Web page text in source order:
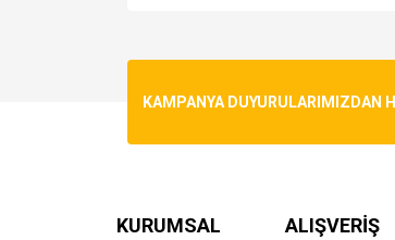
Ürün resmi kalitesiz, bozuk veya
Bu ürüne benzer farklı alternatifler
KAMPANYA DUYURULARIMIZDAN
KURUMSAL ALIŞVERİŞ